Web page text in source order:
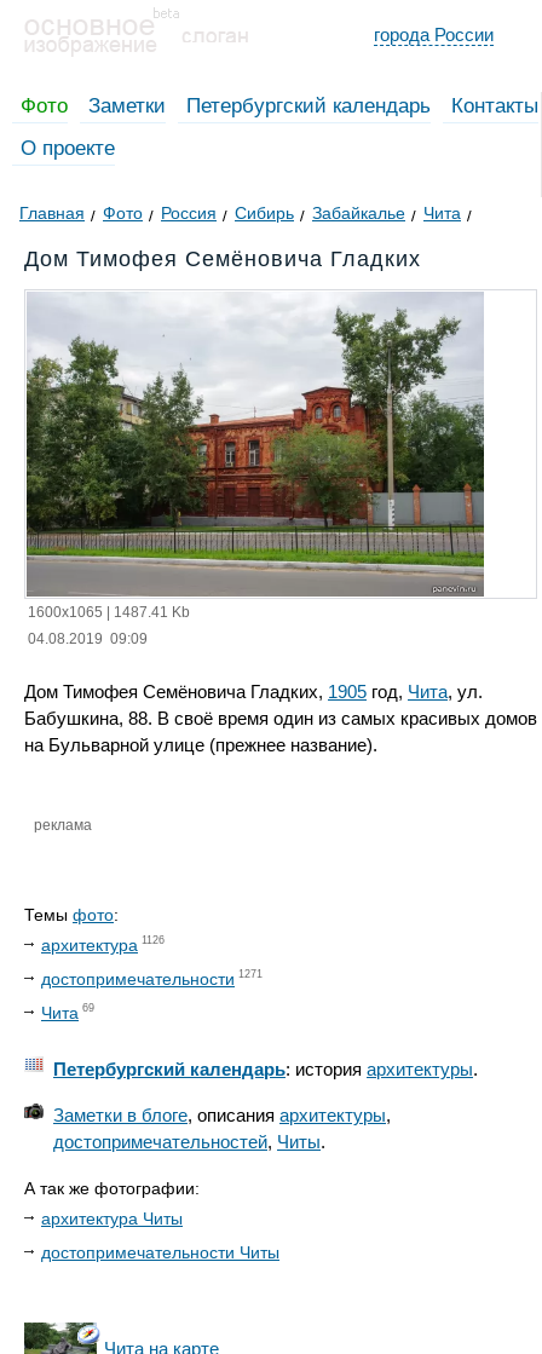
города России
Фото Заметки Петербургский календарь
Контакты
О проекте
Главная Фото Россия Сибирь Забайкалье Чита
Дом Тимофея Семёновича Гладких
1600x1065
1487.41 Kb
04.08.2019 09:09
Дом Тимофея Семёновича Гладких, 1905 год, Чита, ул.
Бабушкина, 88. В своё время один из самых красивых домов
на Бульварной улице (прежнее название).
реклама
Темы фото:
архитектура 1126
достопримечательности 1271
Чита 69
Петербургский календарь: история архитектуры.
Заметки в блоге, описания архитектуры,
достопримечательностей, Читы.
А так же фотографии:
архитектура Читы
достопримечательности Читы
Чита на карте